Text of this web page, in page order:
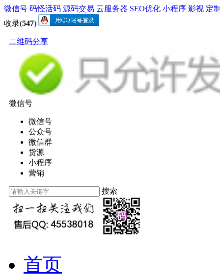
微信号 码怪活码 源码交易 云服务器 SEO优化 小程序 影视 定
收录(547)
二维码分享
微信号
微信号
公众号
微信群
货源
小程序
营销
搜索
首页